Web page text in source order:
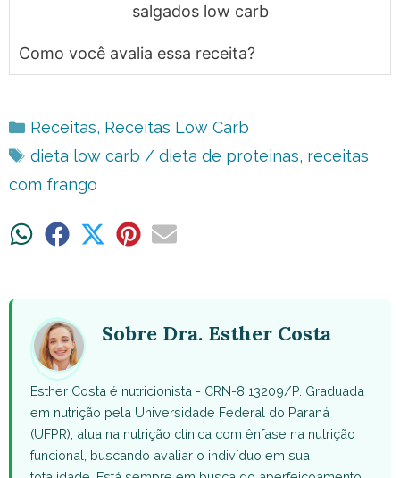
salgados low carb
Como você avalia essa receita?
Categorias
Receitas, Receitas Low Carb
Tags
dieta low carb / dieta de proteinas, receitas
com frango
ShareShare ShareShareShare
Sobre Dra. Esther Costa
Esther Costa é nutricionista - CRN-8 13209/P. Graduada
em nutrição pela Universidade Federal do Paraná
(UFPR), atua na nutrição clínica com ênfase na nutrição
funcional, buscando avaliar o indivíduo em sua